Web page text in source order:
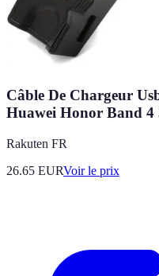
Câble De Chargeur
Huawei Honor Band 4
Rakuten FR
26.65 EURVoir le prix